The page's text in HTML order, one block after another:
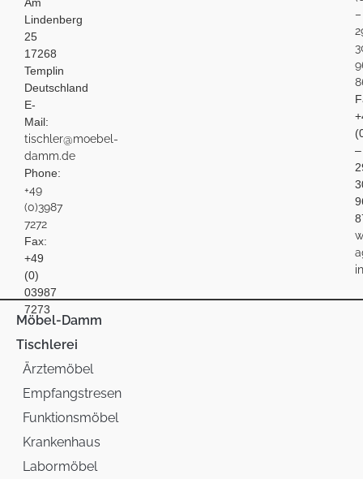
Am
Lindenberg
25
17268
Templin
Deutschland
E-
Mail:
tischler@moebel-
damm.de
Phone:
+49
(0)3987
7272
Fax:
+49
(0)
03987
7273
–
–
Möbel-Damm
Tischlerei
Ärztemöbel
Empfangstresen
Funktionsmöbel
Krankenhaus
Labormöbel